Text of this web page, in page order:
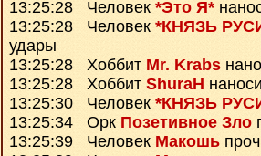
13:25:28 Человек *Это Я*
13:25:28 Человек *КНЯЗЬ
удары
13:25:28 Хоббит Mr. Krabs
13:25:28 Хоббит ShuraH
13:25:30 Человек *КНЯЗЬ
13:25:34 Орк Позетивное Зло
13:25:39 Человек Макошь